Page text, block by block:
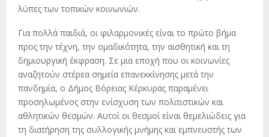
λύπες των τοπικών κοινωνιών.
Για πολλά παιδιά, οι φιλαρμονικές είναι το πρώτο βήμα
προς την τέχνη, την ομαδικότητα, την αισθητική και τη
δημιουργική έκφραση. Σε μια εποχή που οι κοινωνίες
αναζητούν στέρεα σημεία επανεκκίνησης μετά την
πανδημία, ο Δήμος Βόρειας Κέρκυρας παραμένει
προσηλωμένος στην ενίσχυση των πολιτιστικών και
αθλητικών θεσμών. Αυτοί οι θεσμοί είναι θεμελιώδεις για
τη διατήρηση της συλλογικής μνήμης και εμπνευστής των